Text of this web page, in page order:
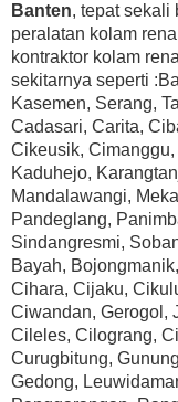
Banten, tepat sekali
peralatan kolam
kontraktor kolam
sekitarnya seperti
Kasemen, Serang,
Cadasari, Carita,
Cikeusik,
Kaduhejo,
Mandalawangi,
Pandeglang,
Sindangresmi,
Bayah,
Cihara, Cijaku,
Ciwandan, Gerogol,
Cileles, Cilograng,
Curugbitung,
Gedong,